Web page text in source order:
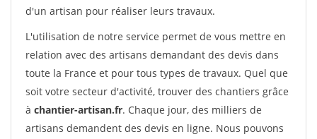
d'un artisan pour réaliser leurs travaux.
L'utilisation de notre service permet de vous mettre en
relation avec des artisans demandant des devis dans
toute la France et pour tous types de travaux. Quel que
soit votre secteur d'activité, trouver des chantiers grâce
à chantier-artisan.fr. Chaque jour, des milliers de
artisans demandent des devis en ligne. Nous pouvons